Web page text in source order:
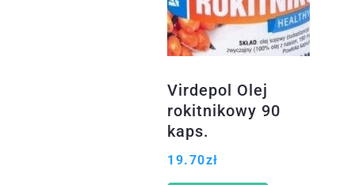
Virdepol Olej
rokitnikowy 90
kaps.
19.70zł